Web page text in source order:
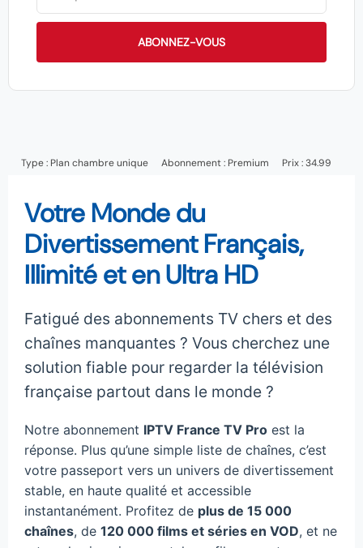
ABONNEZ-VOUS
Type : Plan chambre unique Abonnement : Premium Prix : 34.99
Votre Monde du
Divertissement Français,
Illimité et en Ultra HD
Fatigué des abonnements TV chers et des
chaînes manquantes ? Vous cherchez une
solution fiable pour regarder la télévision
française partout dans le monde ?
Notre abonnement IPTV France TV Pro est la
réponse. Plus qu’une simple liste de chaînes, c’est
votre passeport vers un univers de divertissement
stable, en haute qualité et accessible
instantanément. Profitez de plus de 15 000
chaînes, de 120 000 films et séries en VOD, et ne